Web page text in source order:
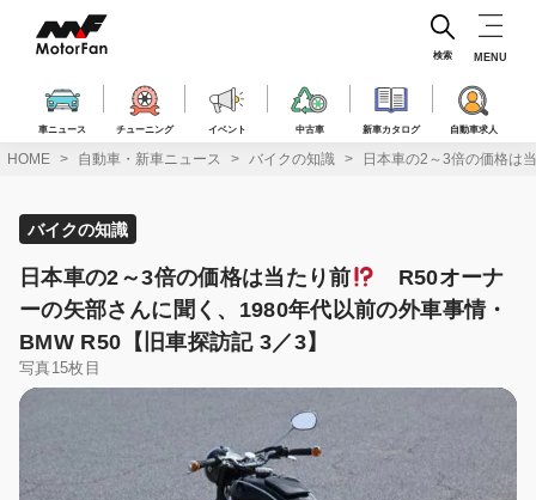
ス
車ニュース チューニング イベント 中古車 新車カタログ 自動車求人
検索 MENU
HOME 自動車・新車ニュース バイクの知識 日本車の2～3倍の価格は
バイクの知識
日本車の2～3倍の価格は当たり前
R50オーナ
ーの矢部さんに聞く、1980年代以前の外車事情・
BMW R50【旧車探訪記 3／3】
写真15枚目